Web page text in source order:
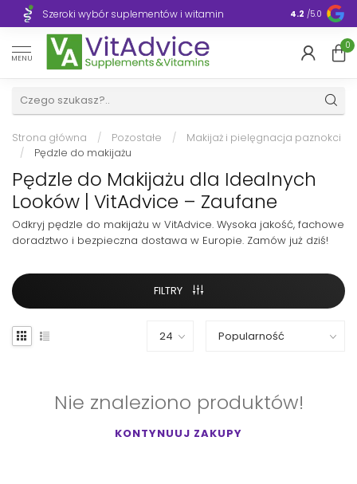
Szeroki wybór suplementów i witamin 4.2 /5.0
MENU
0
Strona główna / Pozostałe /
Makijaż i pielęgnacja paznokci
/
Pędzle do makijażu
Pędzle do Makijażu dla Idealnych
Looków | VitAdvice – Zaufane
Odkryj pędzle do makijażu w VitAdvice. Wysoka jakość, fachowe
doradztwo i bezpieczna dostawa w Europie. Zamów już dziś!
FILTRY
Nie znaleziono produktów!
KONTYNUUJ ZAKUPY